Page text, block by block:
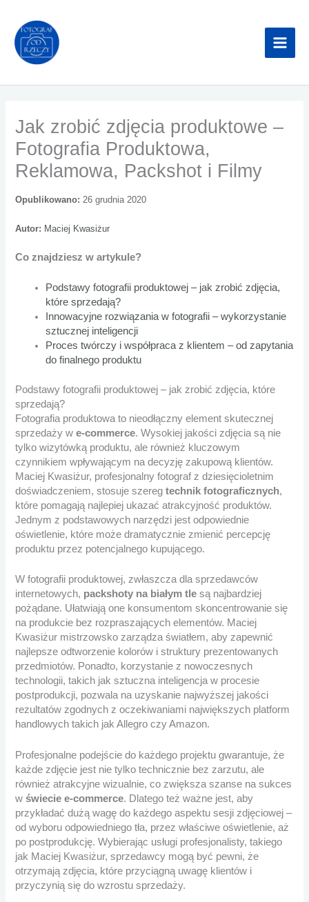
treści
Jak zrobić zdjęcia produktowe –
Fotografia Produktowa,
Reklamowa, Packshot i Filmy
Opublikowano: 26 grudnia 2020
Autor: Maciej Kwasiżur
Co znajdziesz w artykule?
Podstawy fotografii produktowej – jak zrobić zdjęcia,
które sprzedają?
Innowacyjne rozwiązania w fotografii – wykorzystanie
sztucznej inteligencji
Proces twórczy i współpraca z klientem – od zapytania
do finalnego produktu
Podstawy fotografii produktowej – jak zrobić zdjęcia, które
sprzedają?
Fotografia produktowa to nieodłączny element skutecznej
sprzedaży we-commerce. Wysokiej jakości zdjęcia są nie
tylko wizytówką produktu, ale również kluczowym
czynnikiem wpływającym na decyzję zakupową klientów.
Maciej Kwasiżur, profesjonalny fotograf z dziesięcioletnim
doświadczeniem, stosuje szeregtechnik fotograficznych,
które pomagają najlepiej ukazać atrakcyjność produktów.
Jednym z podstawowych narzędzi jest odpowiednie
oświetlenie, które może dramatycznie zmienić percepcję
produktu przez potencjalnego kupującego.
W fotografii produktowej, zwłaszcza dla sprzedawców
internetowych, packshoty na białym tle są najbardziej
pożądane. Ułatwiają one konsumentom skoncentrowanie się
na produkcie bez rozpraszających elementów. Maciej
Kwasiżur mistrzowsko zarządza światłem, aby zapewnić
najlepsze odtworzenie kolorów i struktury prezentowanych
przedmiotów. Ponadto, korzystanie z nowoczesnych
technologii, takich jak sztuczna inteligencja w procesie
postprodukcji, pozwala na uzyskanie najwyższej jakości
rezultatów zgodnych z oczekiwaniami największych platform
handlowych takich jak Allegro czy Amazon.
Profesjonalne podejście do każdego projektu gwarantuje, że
każde zdjęcie jest nie tylko technicznie bez zarzutu, ale
również atrakcyjne wizualnie, co zwiększa szanse na sukces
wświecie e-commerce. Dlatego też ważne jest, aby
przykładać dużą wagę do każdego aspektu sesji zdjęciowej –
od wyboru odpowiedniego tła, przez właściwe oświetlenie, aż
po postprodukcję. Wybierając usługi profesjonalisty, takiego
jak Maciej Kwasiżur, sprzedawcy mogą być pewni, że
otrzymają zdjęcia, które przyciągną uwagę klientów i
przyczynią się do wzrostu sprzedaży.